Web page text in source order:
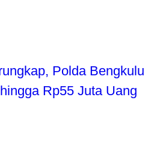
Polda Bengkulu
Rp55 Juta Uang